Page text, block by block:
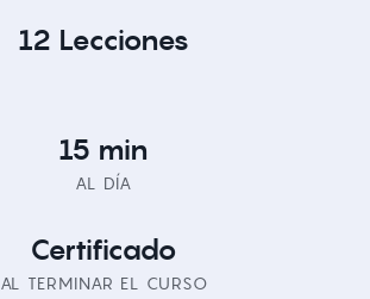
12 Lecciones
15 min
AL DÍA
Certificado
AL TERMINAR EL CURSO